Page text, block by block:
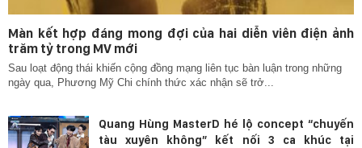
Màn kết hợp đáng mong đợi của hai diễn viên điện ảnh
trăm tỷ trong MV mới
Sau loạt động thái khiến cộng đồng mạng liên tục bàn luận trong những
ngày qua, Phương Mỹ Chi chính thức xác nhận sẽ trở...
Quang Hùng MasterD hé lộ concept “chuyến
tàu xuyên không” kết nối 3 ca khúc tại